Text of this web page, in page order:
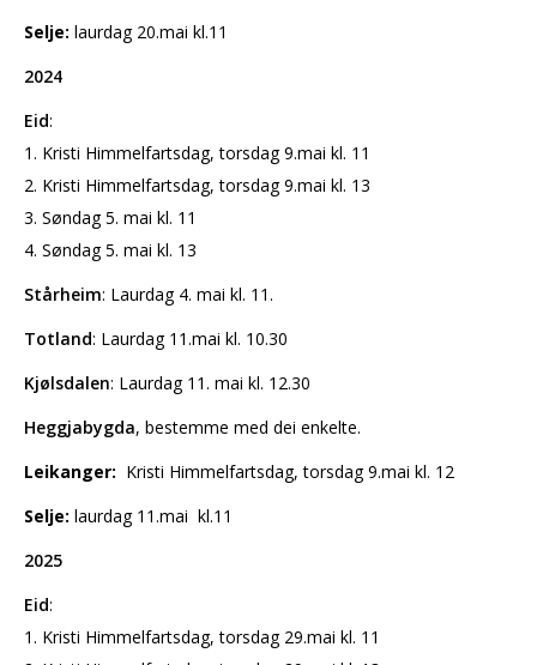
Selje: laurdag 20.mai kl.11
2024
Eid:
1. Kristi Himmelfartsdag, torsdag 9.mai kl. 11
2. Kristi Himmelfartsdag, torsdag 9.mai kl. 13
3. Søndag 5. mai kl. 11
4. Søndag 5. mai kl. 13
Stårheim: Laurdag 4. mai kl. 11.
Totland: Laurdag 11.mai kl. 10.30
Kjølsdalen: Laurdag 11. mai kl. 12.30
Heggjabygda, bestemme med dei enkelte.
Leikanger: Kristi Himmelfartsdag, torsdag 9.mai kl. 12
Selje: laurdag 11.mai kl.11
2025
Eid:
1. Kristi Himmelfartsdag, torsdag 29.mai kl. 11